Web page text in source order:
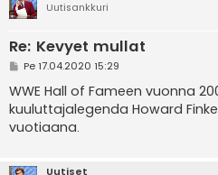
Uutisankkuri
Re: Kevyet mullat
V
e
s
t
i
Pe 17.04.2020 15:29
WWE Hall of Fameen vuonna
kuuluttajalegenda Howard
vuotiaana.
Uutiset